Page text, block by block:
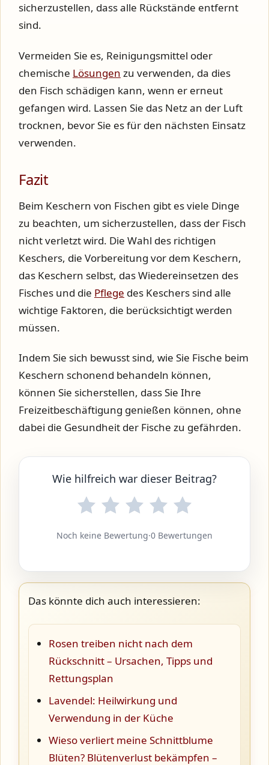
sicherzustellen, dass alle Rückstände entfernt
sind.
Vermeiden Sie es, Reinigungsmittel oder
chemische Lösungen zu verwenden, da dies
den Fisch schädigen kann, wenn er erneut
gefangen wird. Lassen Sie das Netz an der Luft
trocknen, bevor Sie es für den nächsten Einsatz
verwenden.
Fazit
Beim Keschern von Fischen gibt es viele Dinge
zu beachten, um sicherzustellen, dass der Fisch
nicht verletzt wird. Die Wahl des richtigen
Keschers, die Vorbereitung vor dem Keschern,
das Keschern selbst, das Wiedereinsetzen des
Fisches und die Pflege des Keschers sind alle
wichtige Faktoren, die berücksichtigt werden
müssen.
Indem Sie sich bewusst sind, wie Sie Fische beim
Keschern schonend behandeln können,
können Sie sicherstellen, dass Sie Ihre
Freizeitbeschäftigung genießen können, ohne
dabei die Gesundheit der Fische zu gefährden.
Wie hilfreich war dieser Beitrag?
Noch keine Bewertung·0 Bewertungen
Das könnte dich auch interessieren:
Rosen treiben nicht nach dem
Rückschnitt – Ursachen, Tipps und
Rettungsplan
Lavendel: Heilwirkung und
Verwendung in der Küche
Wieso verliert meine Schnittblume
Blüten? Blütenverlust bekämpfen –